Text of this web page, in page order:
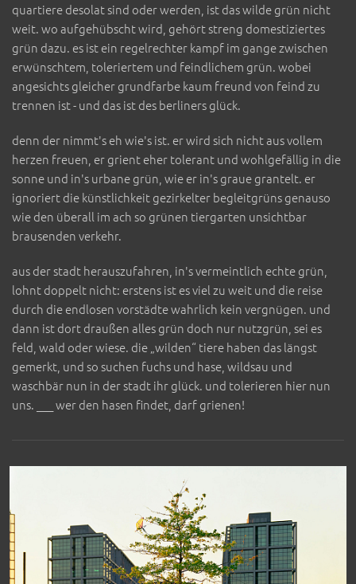
quartiere desolat sind oder werden, ist das wilde grün nicht
weit. wo aufgehübscht wird, gehört streng domestiziertes
grün dazu. es ist ein regelrechter kampf im gange zwischen
erwünschtem, toleriertem und feindlichem grün. wobei
angesichts gleicher grundfarbe kaum freund von feind zu
trennen ist - und das ist des berliners glück.
denn der nimmt's eh wie's ist. er wird sich nicht aus vollem
herzen freuen, er grient eher tolerant und wohlgefällig in die
sonne und in's urbane grün, wie er in's graue grantelt. er
ignoriert die künstlichkeit gezirkelter begleitgrüns genauso
wie den überall im ach so grünen tiergarten unsichtbar
brausenden verkehr.
aus der stadt herauszufahren, in's vermeintlich echte grün,
lohnt doppelt nicht: erstens ist es viel zu weit und die reise
durch die endlosen vorstädte wahrlich kein vergnügen. und
dann ist dort draußen alles grün doch nur nutzgrün, sei es
feld, wald oder wiese. die „wilden“ tiere haben das längst
gemerkt, und so suchen fuchs und hase, wildsau und
waschbär nun in der stadt ihr glück. und tolerieren hier nun
uns. ___ wer den hasen findet, darf grienen!